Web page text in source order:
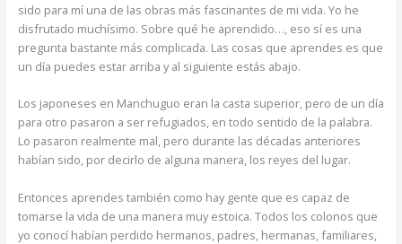
sido para mí una de las obras más fascinantes de mi vida. Yo he
disfrutado muchísimo. Sobre qué he aprendido…, eso sí es una
pregunta bastante más complicada. Las cosas que aprendes es que
un día puedes estar arriba y al siguiente estás abajo.
Los japoneses en Manchuguo eran la casta superior, pero de un día
para otro pasaron a ser refugiados, en todo sentido de la palabra.
Lo pasaron realmente mal, pero durante las décadas anteriores
habían sido, por decirlo de alguna manera, los reyes del lugar.
Entonces aprendes también como hay gente que es capaz de
tomarse la vida de una manera muy estoica. Todos los colonos que
yo conocí habían perdido hermanos, padres, hermanas, familiares,